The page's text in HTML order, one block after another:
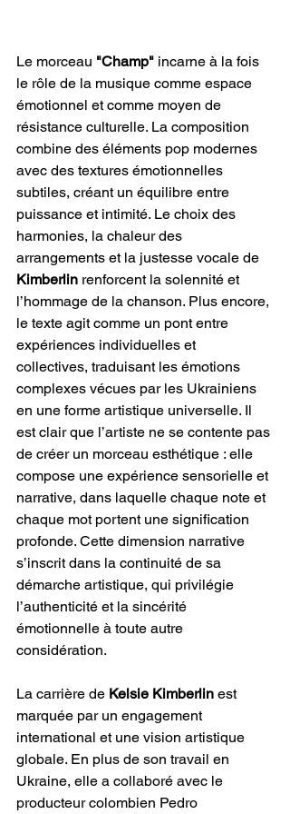
Le morceau "Champ" incarne à la fois
le rôle de la musique comme espace
émotionnel et comme moyen de
résistance culturelle. La composition
combine des éléments pop modernes
avec des textures émotionnelles
subtiles, créant un équilibre entre
puissance et intimité. Le choix des
harmonies, la chaleur des
arrangements et la justesse vocale de
Kimberlin renforcent la solennité et
l’hommage de la chanson. Plus encore,
le texte agit comme un pont entre
expériences individuelles et
collectives, traduisant les émotions
complexes vécues par les Ukrainiens
en une forme artistique universelle. Il
est clair que l’artiste ne se contente pas
de créer un morceau esthétique : elle
compose une expérience sensorielle et
narrative, dans laquelle chaque note et
chaque mot portent une signification
profonde. Cette dimension narrative
s’inscrit dans la continuité de sa
démarche artistique, qui privilégie
l’authenticité et la sincérité
émotionnelle à toute autre
considération.
La carrière de Kelsie Kimberlin est
marquée par un engagement
international et une vision artistique
globale. En plus de son travail en
Ukraine, elle a collaboré avec le
producteur colombien Pedro